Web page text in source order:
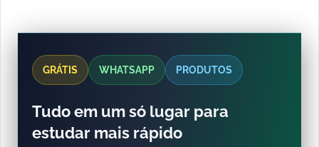
GRÁTIS WHATSAPP PRODUTOS
Tudo em um só lugar para
estudar mais rápido